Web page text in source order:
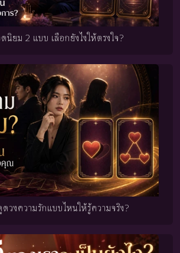
นิยม 2 แบบ เลือกยังไงให้ตรงใจ?
วงความรักแบบไหนให้รู้ความจริง?